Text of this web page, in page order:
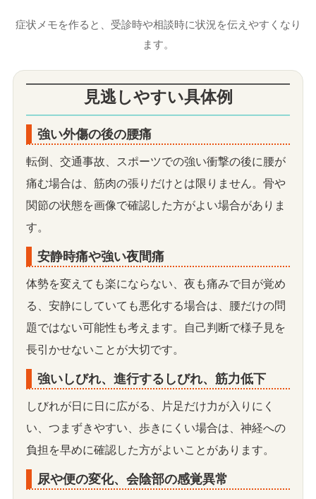
症状メモを作ると、受診時や相談時に状況を伝えやすくなり
ます。
見逃しやすい具体例
強い外傷の後の腰痛
転倒、交通事故、スポーツでの強い衝撃の後に腰が
痛む場合は、筋肉の張りだけとは限りません。骨や
関節の状態を画像で確認した方がよい場合がありま
す。
安静時痛や強い夜間痛
体勢を変えても楽にならない、夜も痛みで目が覚め
る、安静にしていても悪化する場合は、腰だけの問
題ではない可能性も考えます。自己判断で様子見を
長引かせないことが大切です。
強いしびれ、進行するしびれ、筋力低下
しびれが日に日に広がる、片足だけ力が入りにく
い、つまずきやすい、歩きにくい場合は、神経への
負担を早めに確認した方がよいことがあります。
尿や便の変化、会陰部の感覚異常